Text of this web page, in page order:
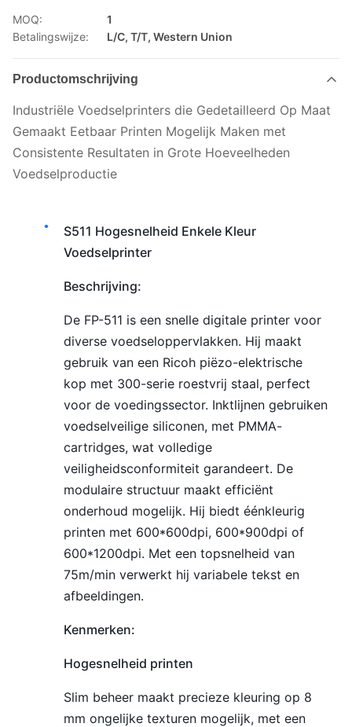
MOQ:
1
Betalingswijze:
L/C, T/T, Western Union
Productomschrijving
Industriële Voedselprinters die Gedetailleerd Op Maat
Gemaakt Eetbaar Printen Mogelijk Maken met
Consistente Resultaten in Grote Hoeveelheden
Voedselproductie
S511 Hogesnelheid Enkele Kleur
Voedselprinter
Beschrijving:
De FP-511 is een snelle digitale printer voor
diverse voedseloppervlakken. Hij maakt
gebruik van een Ricoh piëzo-elektrische
kop met 300-serie roestvrij staal, perfect
voor de voedingssector. Inktlijnen gebruiken
voedselveilige siliconen, met PMMA-
cartridges, wat volledige
veiligheidsconformiteit garandeert. De
modulaire structuur maakt efficiënt
onderhoud mogelijk. Hij biedt éénkleurig
printen met 600*600dpi, 600*900dpi of
600*1200dpi. Met een topsnelheid van
75m/min verwerkt hij variabele tekst en
afbeeldingen.
Kenmerken:
Hogesnelheid printen
Slim beheer maakt precieze kleuring op 8
mm ongelijke texturen mogelijk, met een